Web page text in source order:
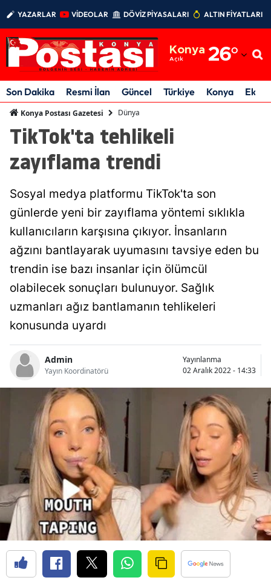
YAZARLAR VİDEOLAR DÖVİZ PİYASALARI ALTIN FİYATLARI
Konya
Açık 26°
Adıyaman
Afyonkarahisar
Artvin
Aydın
Balıkesir
Bilecik
Bingöl
Bolu
Bursa
Çanakkale
Çankırı
Çorum
Edirne
Son Dakika Resmi İlan Güncel Türkiye Konya
Konya Postası Gazetesi Dünya
TikTok'ta tehlikeli
zayıflama trendi
Sosyal medya platformu TikTok'ta son
günlerde yeni bir zayıflama yöntemi sıklıkla
kullanıcıların karşısına çıkıyor. İnsanların
ağzını bantlayarak uyumasını tavsiye eden bu
trendin ise bazı insanlar için ölümcül
olabilecek sonuçları bulunuyor. Sağlık
uzmanları ağız bantlamanın tehlikeleri
konusunda uyardı
Admin
Yayın Koordinatörü
Yayınlanma
02 Aralık 2022 - 14:33